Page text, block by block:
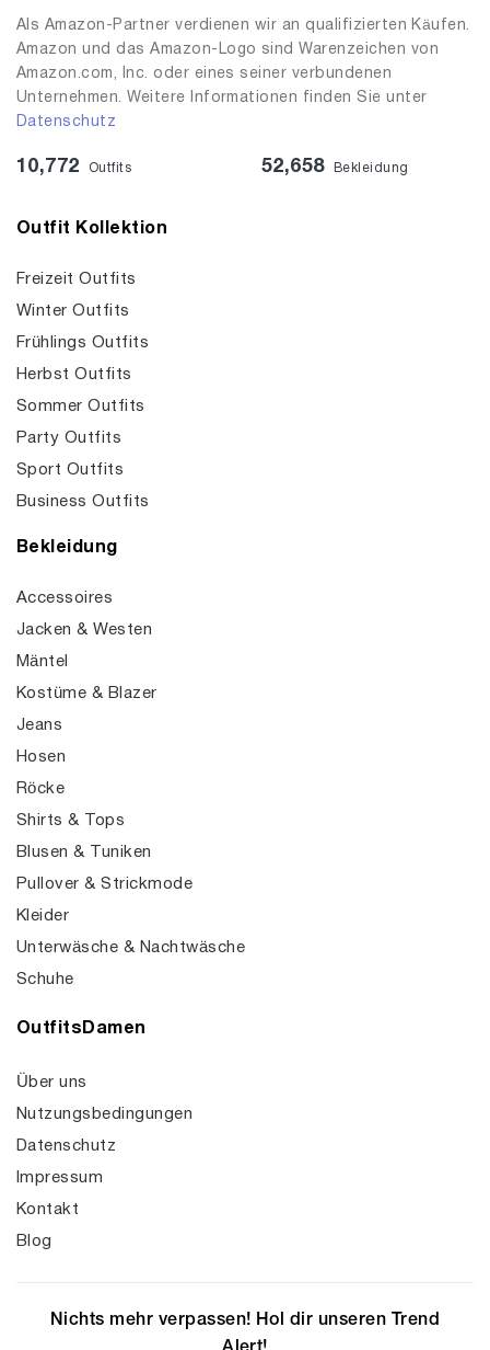
Als Amazon-Partner verdienen wir an qualifizierten Käufen.
Amazon und das Amazon-Logo sind Warenzeichen von
Amazon.com, Inc. oder eines seiner verbundenen
Unternehmen. Weitere Informationen finden Sie unter
Datenschutz
10,772 Outfits 52,658 Bekleidung
Outfit Kollektion
Freizeit Outfits
Winter Outfits
Frühlings Outfits
Herbst Outfits
Sommer Outfits
Party Outfits
Sport Outfits
Business Outfits
Bekleidung
Accessoires
Jacken & Westen
Mäntel
Kostüme & Blazer
Jeans
Hosen
Röcke
Shirts & Tops
Blusen & Tuniken
Pullover & Strickmode
Kleider
Unterwäsche & Nachtwäsche
Schuhe
OutfitsDamen
Über uns
Nutzungsbedingungen
Datenschutz
Impressum
Kontakt
Blog
Nichts mehr verpassen! Hol dir unseren Trend